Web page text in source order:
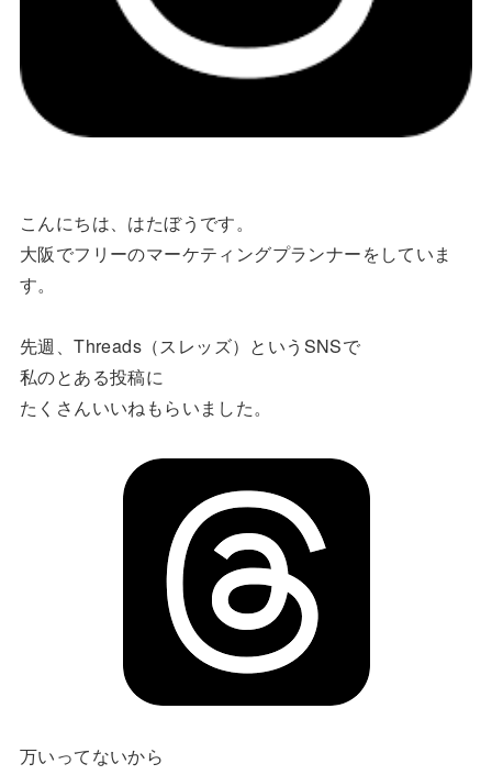
こんにちは、はたぼうです。
大阪でフリーのマーケティングプランナーをしていま
す。
先週、Threads（スレッズ）というSNSで
私のとある投稿に
たくさんいいねもらいました。
万いってないから